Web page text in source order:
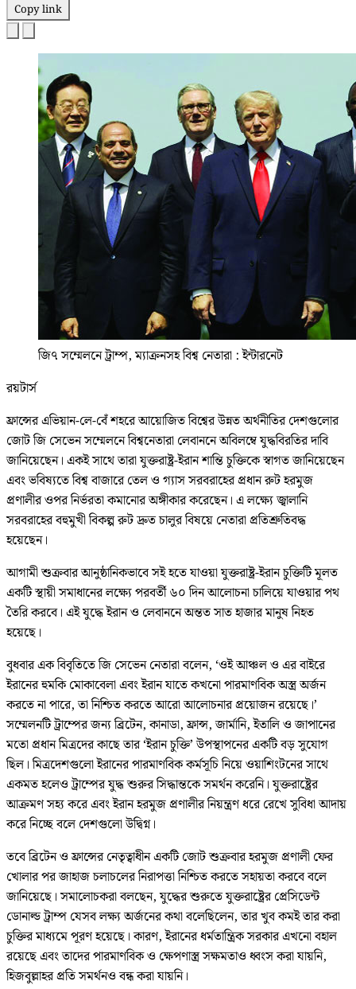
Copy link
জি৭ সম্মেলনে ট্রাম্প, ম্যাক্রনসহ বিশ্ব নেতারা : ইন্টারনেট
রয়টার্স
ফ্রান্সের এভিয়ান-লে-বেঁ শহরে আয়োজিত বিশ্বের উন্নত অর্থনীতির দেশগুলোর
জোট জি সেভেন সম্মেলনে বিশ্বনেতারা লেবাননে অবিলম্বে যুদ্ধবিরতির দাবি
জানিয়েছেন। একই সাথে তারা যুক্তরাষ্ট্র-ইরান শান্তি চুক্তিকে স্বাগত জানিয়েছেন
এবং ভবিষ্যতে বিশ্ব বাজারে তেল ও গ্যাস সরবরাহের প্রধান রুট হরমুজ
প্রণালীর ওপর নির্ভরতা কমানোর অঙ্গীকার করেছেন। এ লক্ষ্যে জ্বালানি
সরবরাহের বহুমুখী বিকল্প রুট দ্রুত চালুর বিষয়ে নেতারা প্রতিশ্রুতিবদ্ধ
হয়েছেন।
আগামী শুক্রবার আনুষ্ঠানিকভাবে সই হতে যাওয়া যুক্তরাষ্ট্র-ইরান চুক্তিটি মূলত
একটি স্থায়ী সমাধানের লক্ষ্যে পরবর্তী ৬০ দিন আলোচনা চালিয়ে যাওয়ার পথ
তৈরি করবে। এই যুদ্ধে ইরান ও লেবাননে অন্তত সাত হাজার মানুষ নিহত
হয়েছে।
বুধবার এক বিবৃতিতে জি সেভেন নেতারা বলেন, ‘ওই আঞ্চল ও এর বাইরে
ইরানের হুমকি মোকাবেলা এবং ইরান যাতে কখনো পারমাণবিক অস্ত্র অর্জন
করতে না পারে, তা নিশ্চিত করতে আরো আলোচনার প্রয়োজন রয়েছে।’
সম্মেলনটি ট্রাম্পের জন্য ব্রিটেন, কানাডা, ফ্রান্স, জার্মানি, ইতালি ও জাপানের
মতো প্রধান মিত্রদের কাছে তার ‘ইরান চুক্তি’ উপস্থাপনের একটি বড় সুযোগ
ছিল। মিত্রদেশগুলো ইরানের পারমাণবিক কর্মসূচি নিয়ে ওয়াশিংটনের সাথে
একমত হলেও ট্রাম্পের যুদ্ধ শুরুর সিদ্ধান্তকে সমর্থন করেনি। যুক্তরাষ্ট্রের
আক্রমণ সহ্য করে এবং ইরান হরমুজ প্রণালীর নিয়ন্ত্রণ ধরে রেখে সুবিধা আদায়
করে নিচ্ছে বলে দেশগুলো উদ্বিগ্ন।
তবে ব্রিটেন ও ফ্রান্সের নেতৃত্বাধীন একটি জোট শুক্রবার হরমুজ প্রণালী ফের
খোলার পর জাহাজ চলাচলের নিরাপত্তা নিশ্চিত করতে সহায়তা করবে বলে
জানিয়েছে। সমালোচকরা বলছেন, যুদ্ধের শুরুতে যুক্তরাষ্ট্রের প্রেসিডেন্ট
ডোনাল্ড ট্রাম্প যেসব লক্ষ্য অর্জনের কথা বলেছিলেন, তার খুব কমই তার করা
চুক্তির মাধ্যমে পূরণ হয়েছে। কারণ, ইরানের ধর্মতান্ত্রিক সরকার এখনো বহাল
রয়েছে এবং তাদের পারমাণবিক ও ক্ষেপণাস্ত্র সক্ষমতাও ধ্বংস করা যায়নি,
হিজবুল্লাহর প্রতি সমর্থনও বন্ধ করা যায়নি।